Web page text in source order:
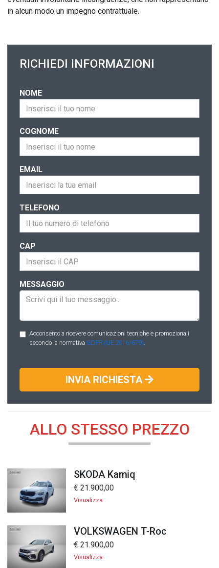
in alcun modo un impegno contrattuale.
RICHIEDI INFORMAZIONI
NOME
COGNOME
EMAIL
TELEFONO
CAP
MESSAGGIO
Acconsento a ricevere comunicazioni tecniche e promozionali
secondo la normativa GDPR (UE 2016/679).
INVIA RICHIESTA
ALLO STESSO PREZZO
SKODA Kamiq
€ 21.900,00
Visualizza
VOLKSWAGEN T-Roc
€ 21.900,00
Visualizza